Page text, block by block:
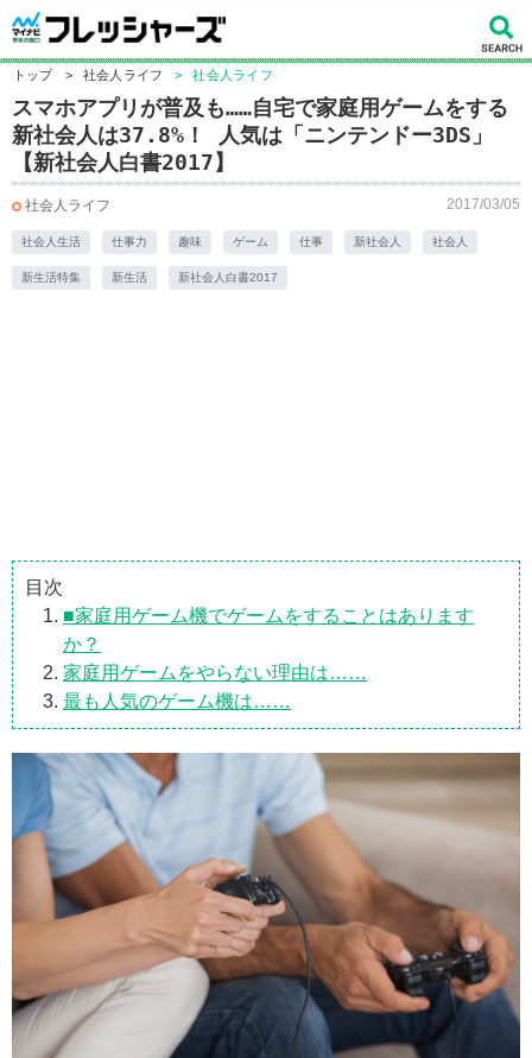
トップ > 社会人ライフ > 社会人ライフ
スマホアプリが普及も……自宅で家庭用ゲームをする
新社会人は37.8%！ 人気は「ニンテンドー3DS」
【新社会人白書2017】
社会人ライフ 2017/03/05
社会人生活 仕事力 趣味 ゲーム 仕事 新社会人 社会人
新生活特集 新生活 新社会人白書2017
目次
■家庭用ゲーム機でゲームをすることはあります
か？
家庭用ゲームをやらない理由は……
最も人気のゲーム機は……